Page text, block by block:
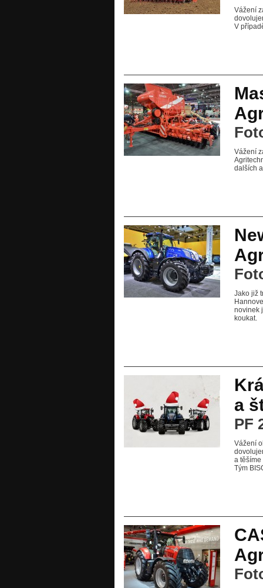
Vážení
V
Vážení
dalších
Jako již
novinek
koukat.
a
PF
Vážení
a
Tým